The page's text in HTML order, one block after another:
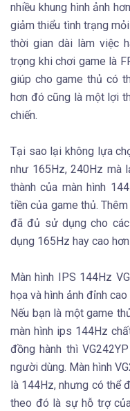
nhiều khung hình ảnh
giảm thiểu tình trạng
thời gian dài làm việc
trọng khi chơi game là
giúp cho game thủ có
hơn đó cũng là một lợi
chiến.
Tại sao lại không lựa
như 165Hz, 240Hz mà
thành của màn hình
tiền của game thủ.
đã đủ sử dụng cho
dụng 165Hz hay cao
Màn hình IPS 144Hz
họa và hình ảnh đỉnh cao
Nếu bạn là một game
màn hình ips 144Hz
đồng hành thì
người dùng. Màn hình
là 144Hz, nhưng có thể
theo đó là sự hỗ trợ